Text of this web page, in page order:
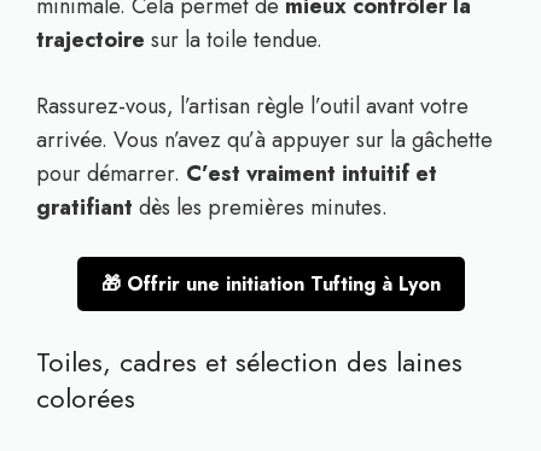
trajectoire sur la toile tendue.
Rassurez-vous, l’artisan règle l’outil avant votre
arrivée. Vous n’avez qu’à appuyer sur la gâchette
pour démarrer. C’est vraiment intuitif et
gratifiant dès les premières minutes.
🎁 Offrir une initiation Tufting à Lyon
Toiles, cadres et sélection des laines
colorées